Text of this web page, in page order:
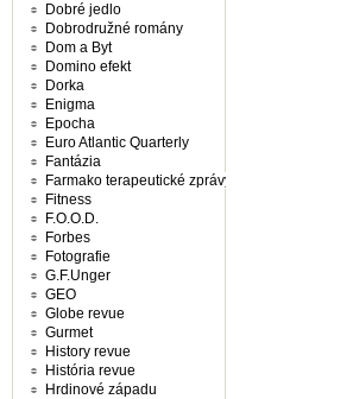
Dobré jedlo
Dobrodružné romány
Dom a Byt
Domino efekt
Dorka
Enigma
Epocha
Euro Atlantic Quarterly
Fantázia
Farmako terapeutické zprávy
Fitness
F.O.O.D.
Forbes
Fotografie
G.F.Unger
GEO
Globe revue
Gurmet
History revue
História revue
Hrdinové západu